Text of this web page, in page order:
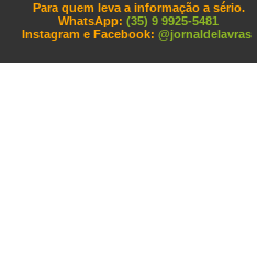
Para quem leva a informação a sério.
WhatsApp: (35) 9 9925-5481
Instagram e Facebook: @jornaldelavras